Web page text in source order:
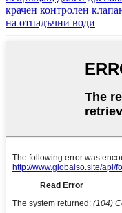
крачен контролен
на отпадъчни води